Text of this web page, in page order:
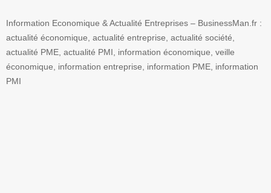
Information Economique & Actualité Entreprises – BusinessMan.fr :
actualité économique, actualité entreprise, actualité société,
actualité PME, actualité PMI, information économique, veille
économique, information entreprise, information PME, information
PMI